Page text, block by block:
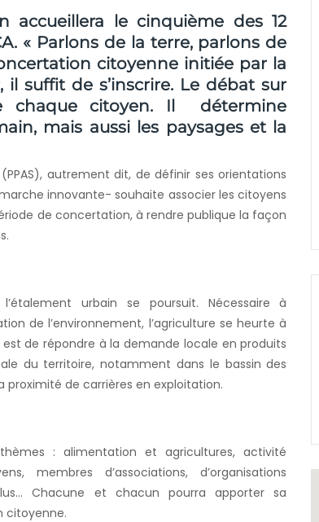
accueillera le cinquième des 12
« Parlons de la terre, parlons de
citoyenne initiée par la
suffit de s’inscrire. Le débat sur
chaque citoyen. Il détermine
mais aussi les paysages et la
autrement dit, de définir ses orientations
innovante- souhaite associer les citoyens
de concertation, à rendre publique la façon
urbain se poursuit. Nécessaire à
de l’environnement, l’agriculture se heurte à
de répondre à la demande locale en produits
du territoire, notamment dans le bassin des
proximité de carrières en exploitation.
: alimentation et agricultures, activité
d’associations, d’organisations
Chacune et chacun pourra apporter sa
citoyenne.